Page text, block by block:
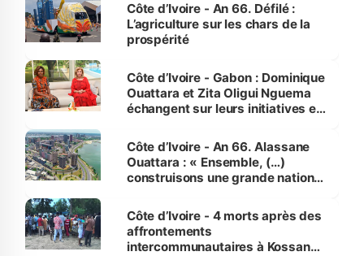
Côte d’Ivoire - An 66. Défilé :
L’agriculture sur les chars de la
prospérité
Côte d’Ivoire - Gabon : Dominique
Ouattara et Zita Oligui Nguema
échangent sur leurs initiatives en
enfants
Côte d’Ivoire - An 66. Alassane
Ouattara : « Ensemble, (…)
construisons une grande nation
générations futures »
Côte d’Ivoire - 4 morts après des
affrontements
intercommunautaires à Kossandji